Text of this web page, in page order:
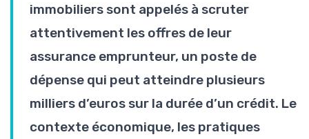
immobiliers sont appelés à scruter
attentivement les offres de leur
assurance emprunteur, un poste de
dépense qui peut atteindre plusieurs
milliers d’euros sur la durée d’un crédit. Le
contexte économique, les pratiques